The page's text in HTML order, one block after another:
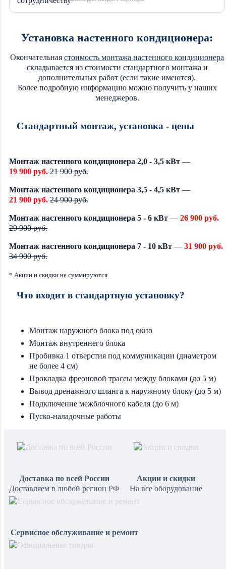
Установка настенного кондиционера:
Окончательная стоимость монтажа настенного кондиционера
складывается из стоимости стандартного монтажа и
дополнительных работ (если такие имеются).
Более подробную информацию можно получить у наших
менеджеров.
Стандартный монтаж, установка - цены
Монтаж настенного кондиционера 2,0 - 3,5 кВт —
19 900 руб. 21 900 руб.
Монтаж настенного кондиционера 3,5 - 4,5 кВт —
21 900 руб. 24 900 руб.
Монтаж настенного кондиционера 5 - 6 кВт — 26 900 руб.
29 900 руб.
Монтаж настенного кондиционера 7 - 10 кВт — 31 900 руб.
34 900 руб.
* Акции и скидки не суммируются
Что входит в стандартную установку?
Монтаж наружного блока под окно
Монтаж внутреннего блока
Пробивка 1 отверстия под коммуникации (диаметром
не более 4 см)
Прокладка фреоновой трассы между блоками (до 5 м)
Вывод дренажного шланга к наружному блоку (до 5 м)
Подключение межблочного кабеля (до 6 м)
Пуско-наладочные работы
Доставка по всей России
Доставляем в любой регион РФ
Акции и скидки
На все оборудование
Сервисное обслуживание и ремонт